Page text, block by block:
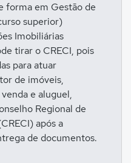
forma em Gestão de
superior)
Imobiliárias
tirar o CRECI, pois
para atuar
de imóveis,
e aluguel,
Regional de
após a
de documentos.